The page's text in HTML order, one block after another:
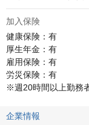
加入保険
健康保険：有
厚生年金：有
雇用保険：有
労災保険：有
※週20時間以上勤務
企業情報